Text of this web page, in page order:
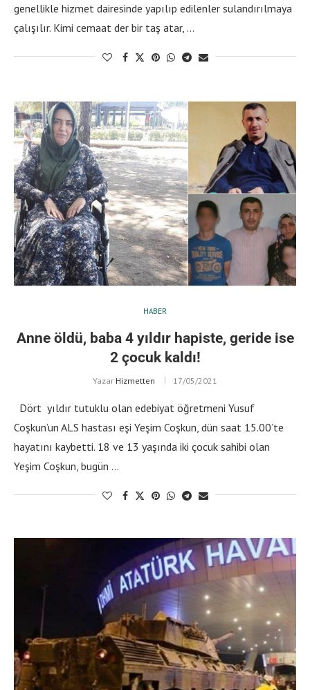
genellikle hizmet dairesinde yapılıp edilenler sulandırılmaya
çalışılır. Kimi cemaat der bir taş atar, …
HABER
Anne öldü, baba 4 yıldır hapiste, geride ise
2 çocuk kaldı!
Yazar Hizmetten 17/05/2021
Dört yıldır tutuklu olan edebiyat öğretmeni Yusuf
Coşkun’un ALS hastası eşi Yeşim Coşkun, dün saat 15.00’te
hayatını kaybetti. 18 ve 13 yaşında iki çocuk sahibi olan
Yeşim Coşkun, bugün …